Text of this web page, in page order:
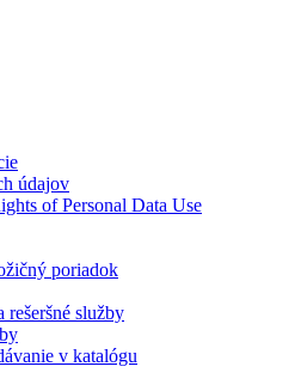
údajov
of Personal Data Use
poriadok
služby
v katalógu